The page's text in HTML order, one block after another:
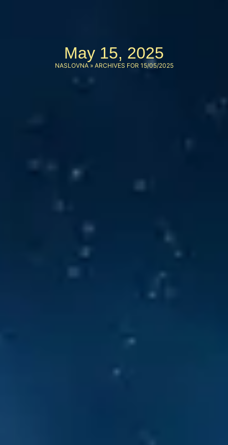
May 15, 2025
NASLOVNA» ARCHIVES FOR 15/05/2025